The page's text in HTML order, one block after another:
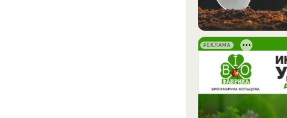
РЕКЛАМА